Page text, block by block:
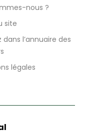
nous ?
site
dans l’annuaire des
légales